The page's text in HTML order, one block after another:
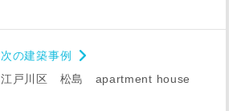
写真を拡大する
次の建築事例
江戸川区 松島 apartment house